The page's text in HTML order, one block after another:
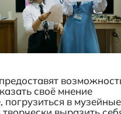
своё мнение
погрузиться в музейные